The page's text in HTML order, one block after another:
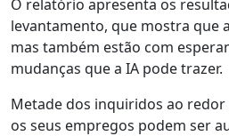
O relatório apresenta os
levantamento, que mostra que
mas também estão com
mudanças que a IA pode trazer.
Metade dos inquiridos ao
os seus empregos podem ser